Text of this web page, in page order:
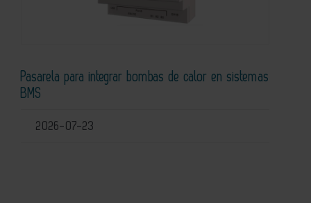
Pasarela para integrar bombas de calor en sistemas
BMS
2026-07-23